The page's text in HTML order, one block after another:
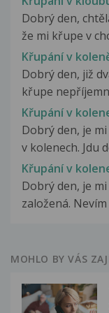
Dobrý den,
že mi křupe v
Křupání v
Dobrý den, již
křupe
Křupání v
Dobrý den, je
v kolenech. Jdu
Křupání v
Dobrý den, je
založená.
MOHLO BY VÁS